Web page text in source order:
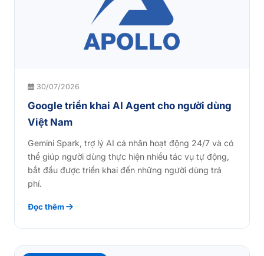
30/07/2026
Google triển khai AI Agent cho người dùng
Việt Nam
Gemini Spark, trợ lý AI cá nhân hoạt động 24/7 và có
thể giúp người dùng thực hiện nhiều tác vụ tự động,
bắt đầu được triển khai đến những người dùng trả
phí.
Đọc thêm